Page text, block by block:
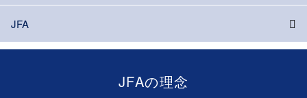
JFA
JFAの理念